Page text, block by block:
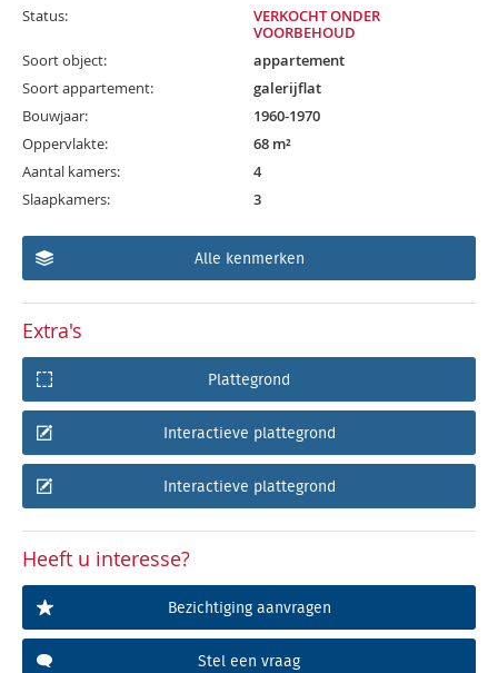
Status:
VERKOCHT ONDER
VOORBEHOUD
Soort object:
appartement
Soort appartement:
galerijflat
Bouwjaar:
1960-1970
Oppervlakte:
68 m²
Aantal kamers:
4
Slaapkamers:
3
Alle kenmerken
Extra's
Plattegrond
Interactieve plattegrond
Interactieve plattegrond
Heeft u interesse?
Bezichtiging aanvragen
Stel een vraag